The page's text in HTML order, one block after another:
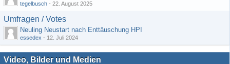
tegelbusch - 22. August 2025
Umfragen / Votes
Neuling Neustart nach Enttäuschung HPI
essedex - 12. Juli 2024
Video, Bilder und Medien